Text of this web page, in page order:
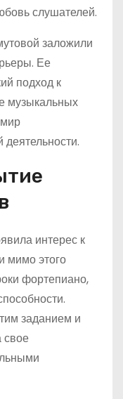
слушателей.
заложили
Ее
подход к
музыкальных
интерес к
мимо этого
фортепиано,
заданием и
свое